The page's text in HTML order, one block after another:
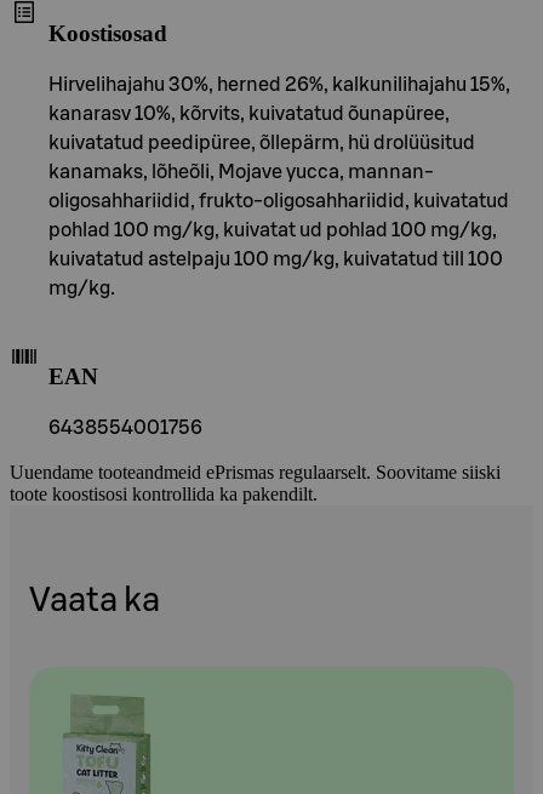
Koostisosad
Hirvelihajahu 30%, herned 26%, kalkunilihajahu 15%,
kanarasv 10%, kõrvits, kuivatatud õunapüree,
kuivatatud peedipüree, õllepärm, hü drolüüsitud
kanamaks, lõheõli, Mojave yucca, mannan-
oligosahhariidid, frukto-oligosahhariidid, kuivatatud
pohlad 100 mg/kg, kuivatat ud pohlad 100 mg/kg,
kuivatatud astelpaju 100 mg/kg, kuivatatud till 100
mg/kg.
EAN
6438554001756
Uuendame tooteandmeid ePrismas regulaarselt. Soovitame siiski
toote koostisosi kontrollida ka pakendilt.
Vaata ka